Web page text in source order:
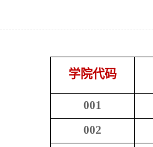
学院代码
001
002